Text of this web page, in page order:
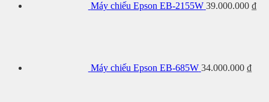
Máy chiếu Epson EB-2155W 39.000.000 ₫
Máy chiếu Epson EB-685W 34.000.000 ₫